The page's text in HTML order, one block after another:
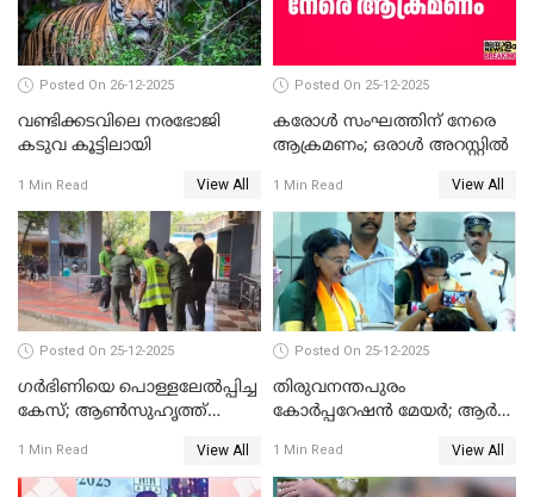
Posted On 26-12-2025
വണ്ടിക്കടവിലെ നരഭോജി
കടുവ കൂട്ടിലായി
1 Min Read View All
Posted On 25-12-2025
കരോള്‍ സംഘത്തിന് നേരെ
ആക്രമണം; ഒരാള്‍ അറസ്റ്റില്‍
1 Min Read View All
Posted On 25-12-2025
ഗര്‍ഭിണിയെ പൊള്ളലേല്‍പ്പിച്ച
കേസ്; ആണ്‍സുഹൃത്ത്
1 Min Read View All
Posted On 25-12-2025
തിരുവനന്തപുരം
കോര്‍പ്പറേഷന്‍ മേയർ; ആര്‍
1 Min Read View All